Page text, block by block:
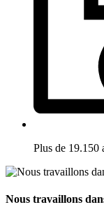
Plus de 19.150
Nous travaillons